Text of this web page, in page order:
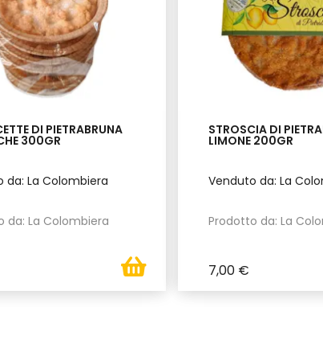
DI PIETRABRUNA
300GR
da: La Colombiera
da: La Colombiera
STROSCIA DI
LIMONE 200GR
Venduto da: La
Prodotto da: La
7,00 €